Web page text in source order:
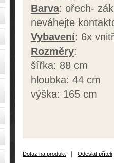
Barva: ořech-
neváhejte
Vybavení: 6x
Rozměry:
šířka: 88 cm
hloubka: 44 cm
výška: 165 cm
Dotaz na produkt Odeslat příteli